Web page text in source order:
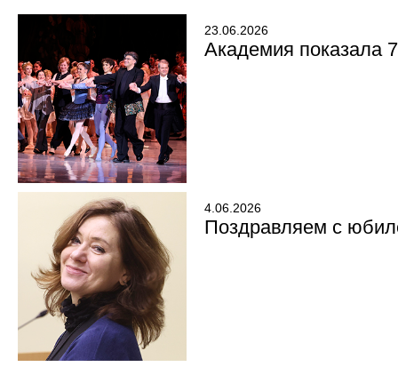
23.06.2026
Академия показала
4.06.2026
Поздравляем с